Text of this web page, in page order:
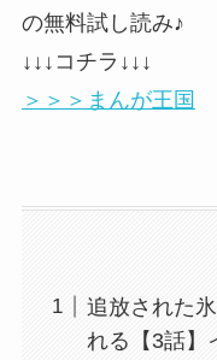
の無料試し読み♪
↓↓↓コチラ↓↓↓
＞＞＞まんが王国
追放された
れる【3話】